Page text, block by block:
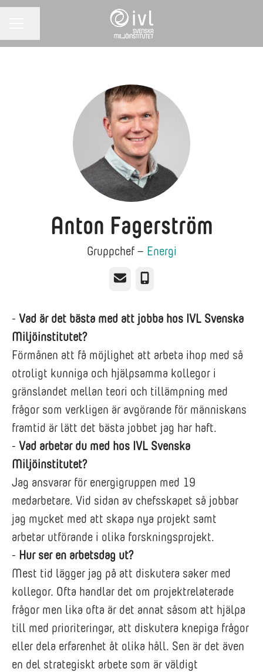
Anton Fagerström
Gruppchef – Energi
E-post Telefon
- Vad är det bästa med att jobba hos IVL Svenska
Miljöinstitutet?
Förmånen att få möjlighet att arbeta ihop med så
otroligt kunniga och hjälpsamma kollegor i
gränslandet mellan teori och tillämpning med
frågor som verkligen är avgörande för människans
framtid är lätt det bästa jobbet jag har haft.
- Vad arbetar du med hos IVL Svenska
Miljöinstitutet?
Jag ansvarar för energigruppen med 19
medarbetare. Vid sidan av chefsskapet så jobbar
jag mycket med att skapa nya projekt samt
arbetar utförande i olika forskningsprojekt.
- Hur ser en arbetsdag ut?
Mest tid lägger jag på att diskutera saker med
kollegor. Ofta handlar det om projektrelaterade
frågor men lika ofta är det annat såsom att hjälpa
till med prioriteringar, att diskutera knepiga frågor
eller dela erfarenhet åt olika håll. Sen är det även
en del strategiskt arbete som är väldigt